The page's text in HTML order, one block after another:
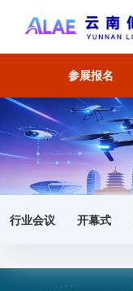
参展报名
行业会议 开幕式
首页 所有类别